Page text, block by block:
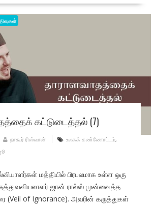
கட்டுடைத்தல் (7)
நாகூர் ரிஸ்வான் உலகக் கண்ணோட்டம்,
மத்தியில் பிரபலமாக உள்ள ஒரு
ஜான் ரால்ஸ் முன்வைத்த
(Veil of Ignorance). அவரின் கருத்துகள்